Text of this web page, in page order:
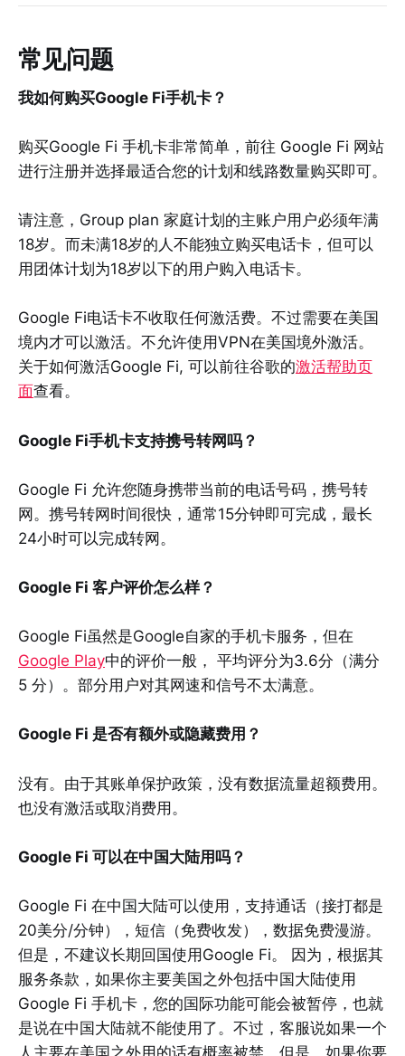
常见问题
我如何购买Google Fi手机卡？
购买Google Fi 手机卡非常简单，前往 Google Fi 网站
进行注册并选择最适合您的计划和线路数量购买即可。
请注意，Group plan 家庭计划的主账户用户必须年满
18岁。而未满18岁的人不能独立购买电话卡，但可以
用团体计划为18岁以下的用户购入电话卡。
Google Fi电话卡不收取任何激活费。不过需要在美国
境内才可以激活。不允许使用VPN在美国境外激活。
关于如何激活Google Fi, 可以前往谷歌的激活帮助页
面查看。
Google Fi手机卡支持携号转网吗？
Google Fi 允许您随身携带当前的电话号码，携号转
网。携号转网时间很快，通常15分钟即可完成，最长
24小时可以完成转网。
Google Fi 客户评价怎么样？
Google Fi虽然是Google自家的手机卡服务，但在
Google Play中的评价一般， 平均评分为3.6分（满分
5 分）。部分用户对其网速和信号不太满意。
Google Fi 是否有额外或隐藏费用？
没有。由于其账单保护政策，没有数据流量超额费用。
也没有激活或取消费用。
Google Fi 可以在中国大陆用吗？
Google Fi 在中国大陆可以使用，支持通话（接打都是
20美分/分钟），短信（免费收发），数据免费漫游。
但是，不建议长期回国使用Google Fi。 因为，根据其
服务条款，如果你主要美国之外包括中国大陆使用
Google Fi 手机卡，您的国际功能可能会被暂停，也就
是说在中国大陆就不能使用了。不过，客服说如果一个
人主要在美国之外用的话有概率被禁。但是，如果你要